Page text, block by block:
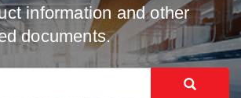
information and other
documents.